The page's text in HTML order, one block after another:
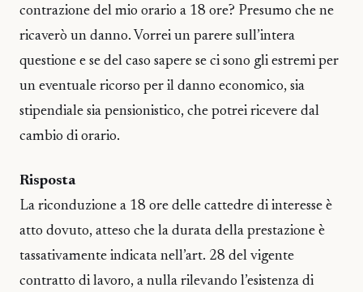
contrazione del mio orario a 18 ore? Presumo che ne
ricaverò un danno. Vorrei un parere sull’intera
questione e se del caso sapere se ci sono gli estremi per
un eventuale ricorso per il danno economico, sia
stipendiale sia pensionistico, che potrei ricevere dal
cambio di orario.
Risposta
La riconduzione a 18 ore delle cattedre di interesse è
atto dovuto, atteso che la durata della prestazione è
tassativamente indicata nell’art. 28 del vigente
contratto di lavoro, a nulla rilevando l’esistenza di